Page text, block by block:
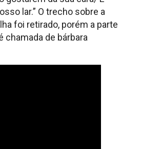
lar.” O trecho sobre a
foi retirado, porém a parte
chamada de bárbara